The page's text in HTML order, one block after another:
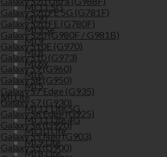
Mi 11 5G
Mi 9T
Mi 9 Se
Mi 9
Mi 8
Mi 6x
Mi 6
Mi 5
Mi Lite
Mi 11 Lite 5G
Mi 11 Lite 4G
Mi 10 Lite
Mi 9 Lite
Mi 8 Lite
Galaxy S20 FE 5G (G781F)
Galaxy S20 FE (G780F)
Galaxy S20 (G980F / G981B)
Galaxy S10E (G970)
Galaxy S10 (G973)
Galaxy S9 (G960)
Galaxy S8 (G950)
Galaxy S7 Edge (G935)
Galaxy S7 (G930)
Galaxy S6 Edge (G925)
Galaxy S6 (G920)
Galaxy S5 Neo (G903)
Galaxy S5 (G900)